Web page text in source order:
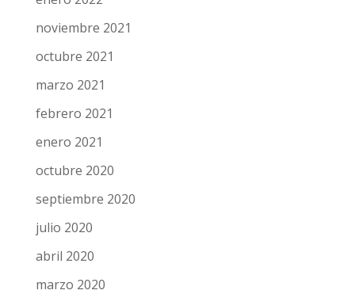
noviembre 2021
octubre 2021
marzo 2021
febrero 2021
enero 2021
octubre 2020
septiembre 2020
julio 2020
abril 2020
marzo 2020